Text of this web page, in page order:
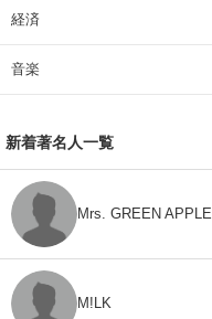
経済
音楽
新着著名人一覧
Mrs. GREEN APPLE
M!LK